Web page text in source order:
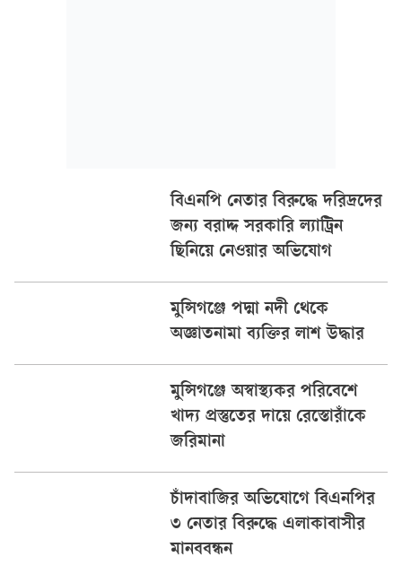
বিএনপি নেতার বিরুদ্ধে দরিদ্রদের
জন্য বরাদ্দ সরকারি ল্যাট্রিন
ছিনিয়ে নেওয়ার অভিযোগ
মুন্সিগঞ্জে পদ্মা নদী থেকে
অজ্ঞাতনামা ব্যক্তির লাশ উদ্ধার
মুন্সিগঞ্জে অস্বাস্থ্যকর পরিবেশে
খাদ্য প্রস্তুতের দায়ে রেস্তোরাঁকে
জরিমানা
চাঁদাবাজির অভিযোগে বিএনপির
৩ নেতার বিরুদ্ধে এলাকাবাসীর
মানববন্ধন